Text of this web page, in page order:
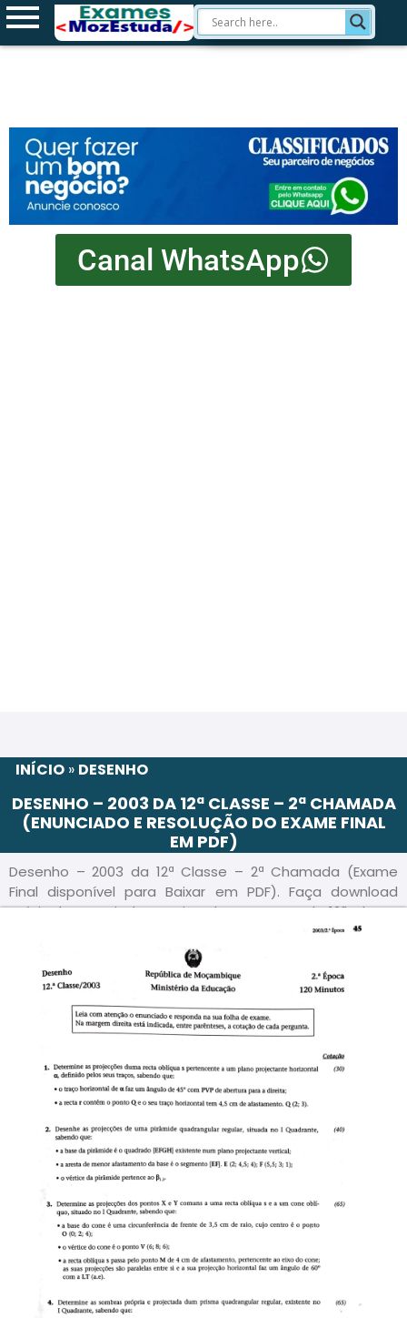
Canal WhatsApp
INÍCIO » DESENHO
DESENHO – 2003 DA 12ª CLASSE – 2ª CHAMADA
(ENUNCIADO E RESOLUÇÃO DO EXAME FINAL
EM PDF)
Desenho – 2003 da 12ª Classe – 2ª Chamada (Exame
Final disponível para Baixar em PDF). Faça download
grátis do Enunciado e Guião deste exame da 12ª Classe
do Ensino Primário de Moçambique – em formato PDF e
acompanhe a Resolução/ Guia de correção passo a
passo, para sua melhor preparação.